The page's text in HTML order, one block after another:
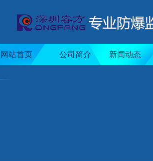
网站首页 公司简介 新闻动态